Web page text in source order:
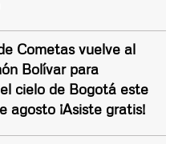
Cometas vuelve al
Bolívar para
cielo de Bogotá este
agosto ¡Asiste gratis!